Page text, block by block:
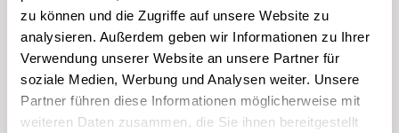
zu können und die Zugriffe auf unsere Website zu
analysieren. Außerdem geben wir Informationen zu Ihrer
Verwendung unserer Website an unsere Partner für
soziale Medien, Werbung und Analysen weiter. Unsere
Partner führen diese Informationen möglicherweise mit
weiteren Daten zusammen, die Sie ihnen bereitgestellt